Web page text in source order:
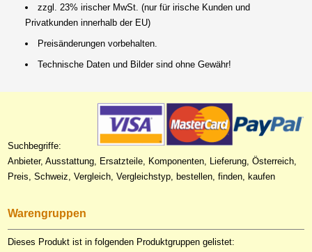
zzgl. 23% irischer MwSt. (nur für irische Kunden und
Privatkunden innerhalb der EU)
Preisänderungen vorbehalten.
Technische Daten und Bilder sind ohne Gewähr!
Suchbegriffe:
Anbieter, Ausstattung, Ersatzteile, Komponenten, Lieferung, Österreich,
Preis, Schweiz, Vergleich, Vergleichstyp, bestellen, finden, kaufen
Warengruppen
Dieses Produkt ist in folgenden Produktgruppen gelistet: